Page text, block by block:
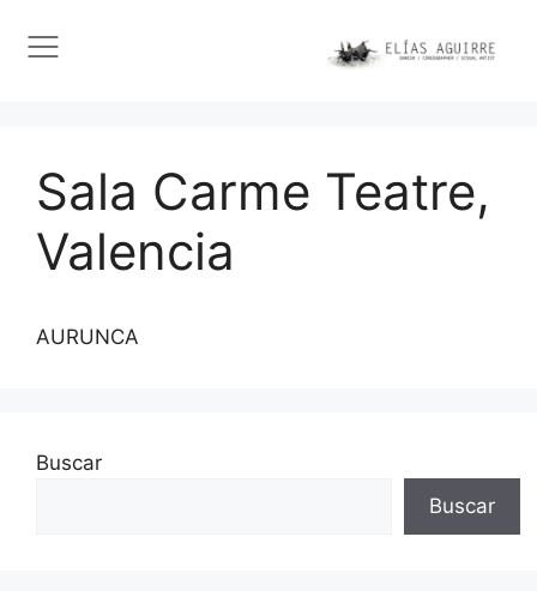
Sala Carme Teatre,
Valencia
AURUNCA
Buscar
Buscar